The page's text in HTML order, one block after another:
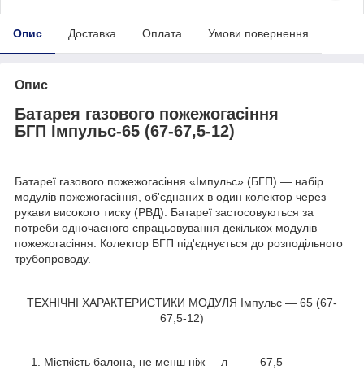
Опис Доставка Оплата Умови повернення
Опис
Батарея газового пожежогасіння
БГП Імпульс-65 (67-67,5-12)
Батареї газового пожежогасіння «Імпульс» (БГП) — набір
модулів пожежогасіння, об'єднаних в один колектор через
рукави високого тиску (РВД). Батареї застосовуються за
потреби одночасного спрацьовування декількох модулів
пожежогасіння. Колектор БГП під'єднується до розподільного
трубопроводу.
ТЕХНІЧНІ ХАРАКТЕРИСТИКИ МОДУЛЯ Імпульс — 65 (67-
67,5-12)
Місткість балона, не менш ніж л 67,5